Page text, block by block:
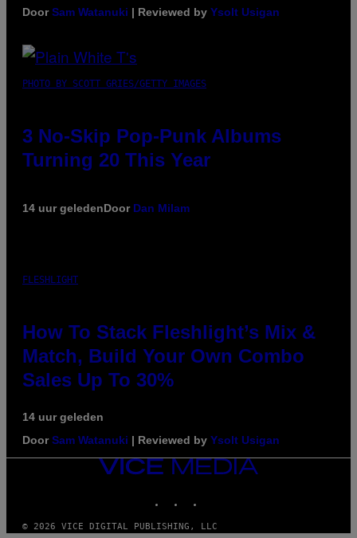
DoorSam Watanuki | Reviewed by Ysolt Usigan
PHOTO BY SCOTT GRIES/GETTY IMAGES
3 No-Skip Pop-Punk Albums
Turning 20 This Year
14 uur geledenDoor Dan Milam
FLESHLIGHT
How To Stack Fleshlight’s Mix &
Match, Build Your Own Combo
Sales Up To 30%
14 uur geleden
DoorSam Watanuki | Reviewed by Ysolt Usigan
VICE
MEDIA
© 2026 VICE DIGITAL PUBLISHING, LLC